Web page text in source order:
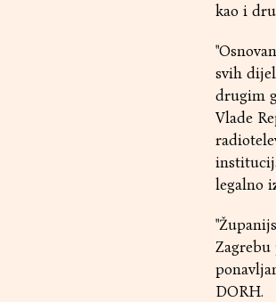
kao i
svih
drugim
Vlade
legalno
Zagrebu
DORH.